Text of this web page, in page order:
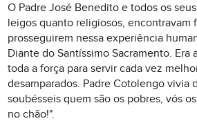
O Padre José Benedito e todos os
leigos quanto religiosos, encontravam
prosseguirem nessa experiência
Diante do Santíssimo Sacramento. Era
toda a força para servir cada vez
desamparados. Padre Cotolengo vivia
soubésseis quem são os pobres, vós
no chão!".